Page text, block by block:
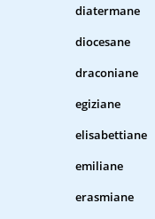
diatermane
diocesane
draconiane
egiziane
elisabettiane
emiliane
erasmiane